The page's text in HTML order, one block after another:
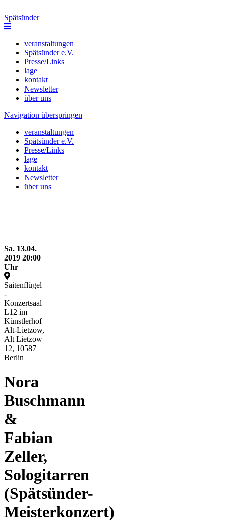
Spätsünder
veranstaltungen
Spätsünder e.V.
Presse/Links
lage
kontakt
Newsletter
über uns
Navigation überspringen
veranstaltungen
Spätsünder e.V.
Presse/Links
lage
kontakt
Newsletter
über uns
Sa. 13.04.
2019 20:00
Uhr
Saitenflügel
-
Konzertsaal
L12 im
Künstlerhof
Alt-Lietzow,
Alt Lietzow
12, 10587
Berlin
Nora
Buschmann
&
Fabian
Zeller,
Sologitarren
(Spätsünder-
Meisterkonzert)